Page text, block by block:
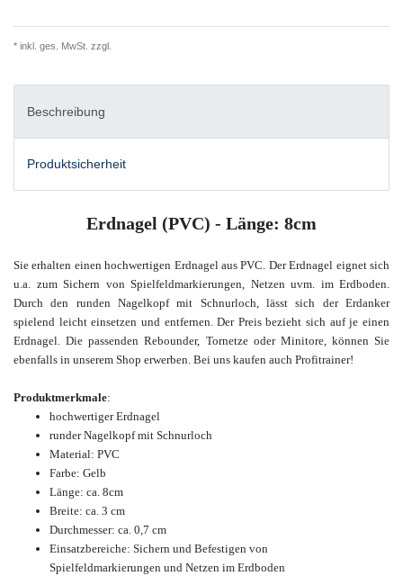
* inkl. ges. MwSt. zzgl.
Beschreibung
Produktsicherheit
Erdnagel (PVC) - Länge: 8cm
Sie erhalten einen hochwertigen Erdnagel aus PVC. Der Erdnagel eignet sich
u.a. zum Sichern von Spielfeldmarkierungen, Netzen uvm. im Erdboden.
Durch den runden Nagelkopf mit Schnurloch, lässt sich der Erdanker
spielend leicht einsetzen und entfernen. Der Preis bezieht sich auf je einen
Erdnagel. Die passenden Rebounder, Tornetze oder Minitore, können Sie
ebenfalls in unserem Shop erwerben. Bei uns kaufen auch Profitrainer!
Produktmerkmale:
hochwertiger Erdnagel
runder Nagelkopf mit Schnurloch
Material: PVC
Farbe: Gelb
Länge: ca. 8cm
Breite: ca. 3 cm
Durchmesser: ca. 0,7 cm
Einsatzbereiche: Sichern und Befestigen von
Spielfeldmarkierungen und Netzen im Erdboden